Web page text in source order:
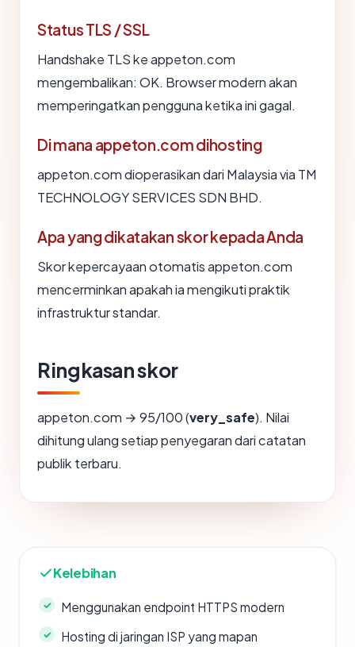
Status TLS / SSL
Handshake TLS ke appeton.com
mengembalikan: OK. Browser modern akan
memperingatkan pengguna ketika ini gagal.
Di mana appeton.com dihosting
appeton.com dioperasikan dari Malaysia via TM
TECHNOLOGY SERVICES SDN BHD.
Apa yang dikatakan skor kepada Anda
Skor kepercayaan otomatis appeton.com
mencerminkan apakah ia mengikuti praktik
infrastruktur standar.
Ringkasan skor
appeton.com → 95/100 (very_safe). Nilai
dihitung ulang setiap penyegaran dari catatan
publik terbaru.
Kelebihan
Menggunakan endpoint HTTPS modern
Hosting di jaringan ISP yang mapan